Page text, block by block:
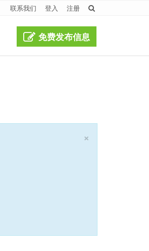
联系我们 登入 注册
免费发布信息
×